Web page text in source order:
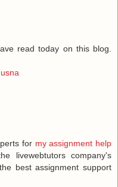
read today on this blog.
for my assignment help
livewebtutors company's
best assignment support